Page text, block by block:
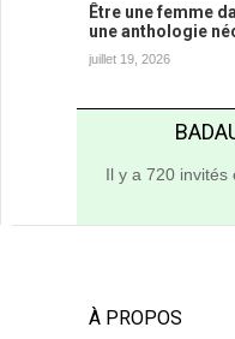
Être une femme
une anthologie
juillet 19, 2026
Il y a 720 invités
À PROPOS